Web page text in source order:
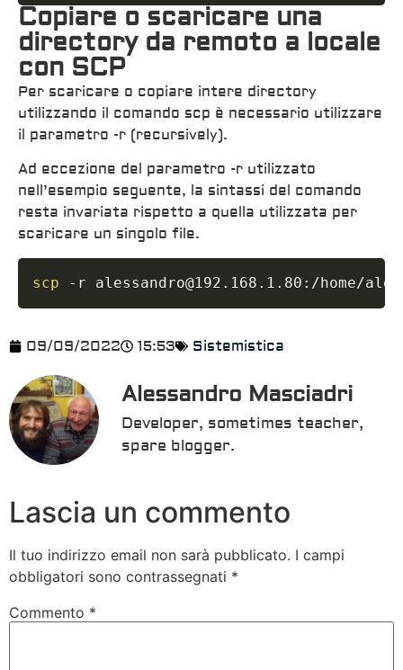
Copiare o scaricare una
directory da remoto a locale
con SCP
Per scaricare o copiare intere directory
utilizzando il comando scp è necessario utilizzare
il parametro -r (recursively).
Ad eccezione del parametro -r utilizzato
nell’esempio seguente, la sintassi del comando
resta invariata rispetto a quella utilizzata per
scaricare un singolo file.
scp -r alessandro@192.168.1.80:/home/
09/09/2022 15:53 Sistemistica
Alessandro Masciadri
Developer, sometimes teacher,
spare blogger.
Lascia un commento
Il tuo indirizzo email non sarà pubblicato. I campi
obbligatori sono contrassegnati *
Commento *